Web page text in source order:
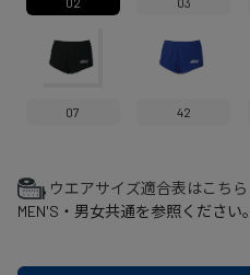
07 42
ウエアサイズ適合表はこちら
MEN'S・男女共通を参照ください。